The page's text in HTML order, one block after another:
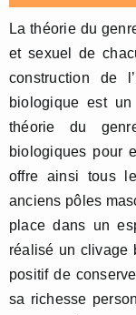
La théorie du
et sexuel de
construction de
biologique est
théorie du
biologiques pour
offre ainsi tous
anciens pôles
place dans un
réalisé un clivage
positif de
sa richesse